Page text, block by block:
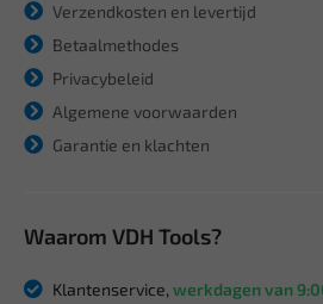
Verzendkosten en levertijd
Betaalmethodes
Privacybeleid
Algemene voorwaarden
Garantie en klachten
Waarom VDH Tools?
Klantenservice, werkdagen van